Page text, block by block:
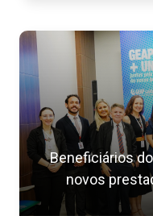
Beneficiários
novos